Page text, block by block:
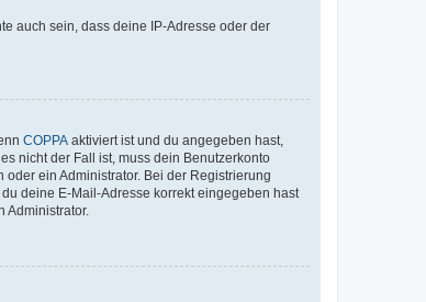
auch sein, dass deine IP-Adresse oder der
COPPA aktiviert ist und du angegeben hast,
nicht der Fall ist, muss dein Benutzerkonto
ein Administrator. Bei der Registrierung
deine E-Mail-Adresse korrekt eingegeben hast
Administrator.